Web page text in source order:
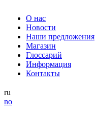
О нас
Новости
Наши предложения
Магазин
Глоссарий
Информация
Контакты
ru
no